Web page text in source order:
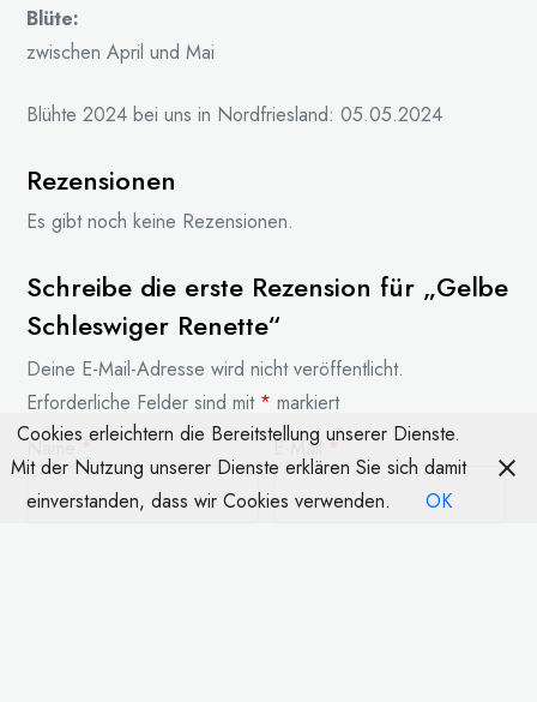
Blüte:
zwischen April und Mai
Blühte 2024 bei uns in Nordfriesland: 05.05.2024
Rezensionen
Es gibt noch keine Rezensionen.
Schreibe die erste Rezension für „Gelbe
Schleswiger Renette“
Deine E-Mail-Adresse wird nicht veröffentlicht.
Erforderliche Felder sind mit * markiert
Name* E-Mail*
Cookies erleichtern die Bereitstellung unserer Dienste.
Mit der Nutzung unserer Dienste erklären Sie sich damit
einverstanden, dass wir Cookies verwenden.
OK